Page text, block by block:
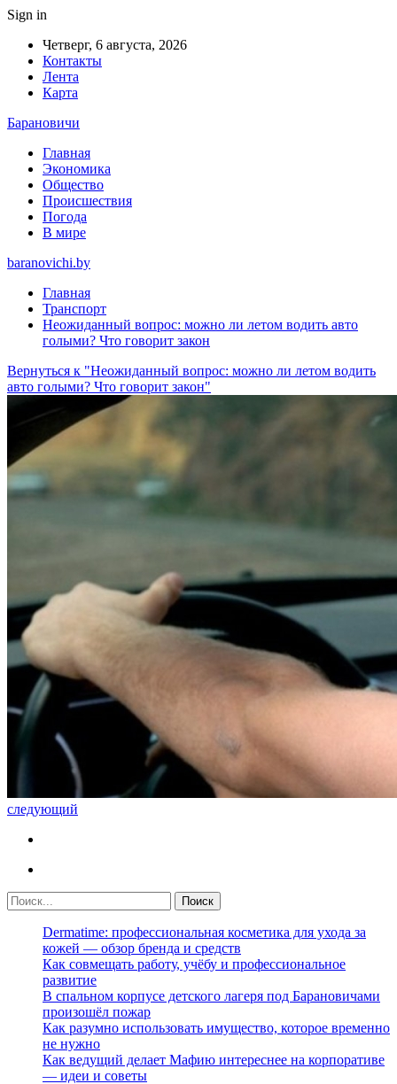
Sign in
Четверг, 6 августа, 2026
Контакты
Лента
Карта
Барановичи
Главная
Экономика
Общество
Происшествия
Погода
В мире
baranovichi.by
Главная
Транспорт
Неожиданный вопрос: можно ли летом водить авто
голыми? Что говорит закон
Вернуться к "Неожиданный вопрос: можно ли летом водить
авто голыми? Что говорит закон"
следующий
Dermatime: профессиональная косметика для ухода за
кожей — обзор бренда и средств
Как совмещать работу, учёбу и профессиональное
развитие
В спальном корпусе детского лагеря под Барановичами
произошёл пожар
Как разумно использовать имущество, которое временно
не нужно
Как ведущий делает Мафию интереснее на корпоративе
— идеи и советы